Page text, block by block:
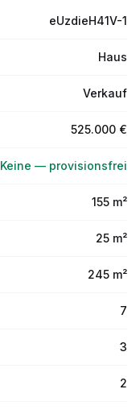
eUzdieH41V-1
Haus
Verkauf
525.000 €
Keine — provisionsfrei
155 m²
25 m²
245 m²
7
3
2